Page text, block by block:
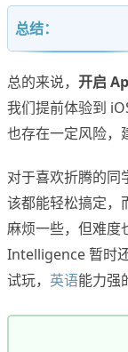
总结：
总的来说， 开启
我们提前体验到
也存在一定风险，
对于喜欢折腾的同
该都能轻松搞定，
麻烦一些，但难度
Intelligence 暂时
试玩， 英语能力强